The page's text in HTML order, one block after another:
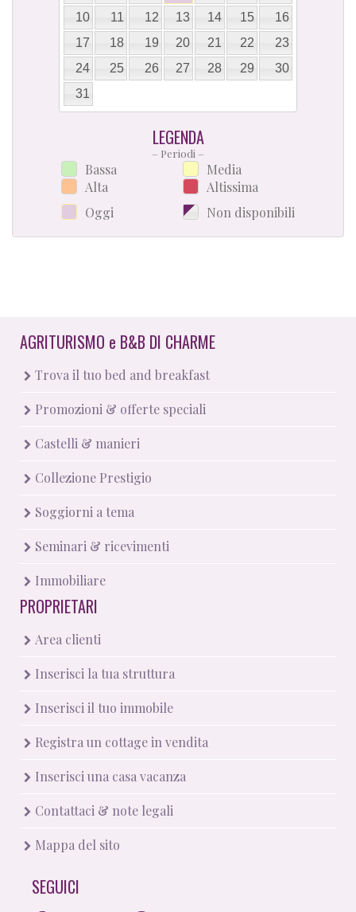
10
11 12 13 14 15
16
17
18 19 20 21 22
23
24
25 26 27 28 29
30
31
LEGENDA
– Periodi –
Bassa
Alta
Oggi
Media
Altissima
Non disponibili
AGRITURISMO e B&B DI CHARME
Trova il tuo bed and breakfast
Promozioni & offerte speciali
Castelli & manieri
Collezione Prestigio
Soggiorni a tema
Seminari & ricevimenti
Immobiliare
PROPRIETARI
Area clienti
Inserisci la tua struttura
Inserisci il tuo immobile
Registra un cottage in vendita
Inserisci una casa vacanza
Contattaci & note legali
Mappa del sito
SEGUICI